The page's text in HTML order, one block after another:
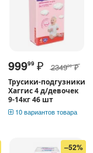
99999 ₽ 234900 ₽
Трусики-подгузники
Хаггис 4 д/девочек
9-14кг 46 шт
10 вариантов товара
–52%